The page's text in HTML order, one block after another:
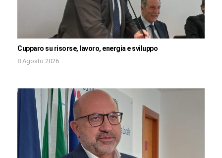
Cupparo su risorse, lavoro, energia e sviluppo
8 Agosto 2026